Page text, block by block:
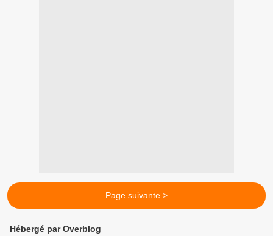
Page suivante >
Hébergé par Overblog